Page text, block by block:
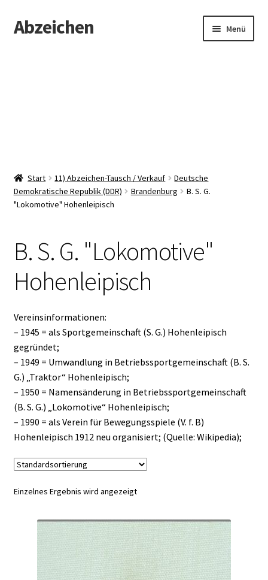
Zur
Navigation
Zum
Inhalt
Abzeichen Menü
Start 11) Abzeichen-Tausch / Verkauf
Deutsche
Demokratische Republik (DDR)
Brandenburg
B. S. G.
"Lokomotive" Hohenleipisch
B. S. G. "Lokomotive"
Hohenleipisch
Vereinsinformationen:
– 1945 = als Sportgemeinschaft (S. G.) Hohenleipisch
gegründet;
– 1949 = Umwandlung in Betriebssportgemeinschaft (B. S.
G.) „Traktor“ Hohenleipisch;
– 1950 = Namensänderung in Betriebssportgemeinschaft
(B. S. G.) „Lokomotive“ Hohenleipisch;
– 1990 = als Verein für Bewegungsspiele (V. f. B)
Hohenleipisch 1912 neu organisiert; (Quelle: Wikipedia);
Einzelnes Ergebnis wird angezeigt